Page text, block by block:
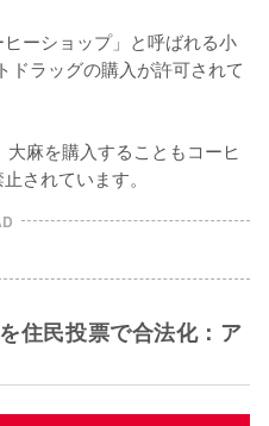
ーショップ」と呼ばれる小
ラッグの購入が許可されて
麻を購入することもコーヒ
されています。
住民投票で合法化：ア